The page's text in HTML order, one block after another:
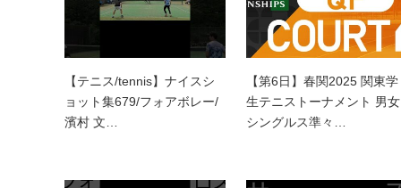
【テニス/tennis】ナイスシ
ョット集679/フォアボレー/
濱村 文…
【第6日】春関2025 関東学
生テニストーナメント 男女
シングルス準々…